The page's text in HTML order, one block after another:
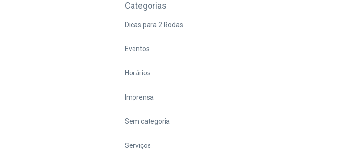
Categorias
Dicas para 2 Rodas
Eventos
Horários
Imprensa
Sem categoria
Serviços